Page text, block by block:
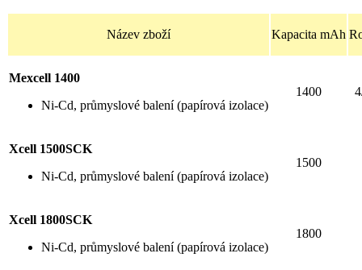
Název zboží Kapacita mAh
Mexcell 1400
Ni-Cd, průmyslové balení (papírová izolace)
1400
Xcell 1500SCK
Ni-Cd, průmyslové balení (papírová izolace)
1500
Xcell 1800SCK
Ni-Cd, průmyslové balení (papírová izolace)
1800